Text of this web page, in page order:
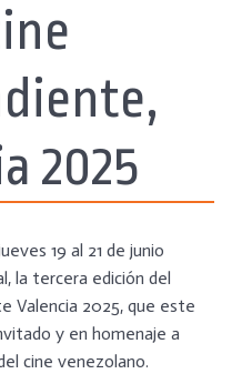
2025
19 al 21 de junio
la tercera edición del
Valencia 2025, que este
y en homenaje a
cine venezolano.